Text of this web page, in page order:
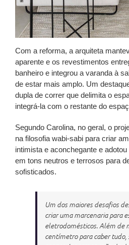
Com a reforma, a arquiteta
aparente e os revestimentos
banheiro e integrou a varanda à
de estar mais amplo. Um
dupla de correr que delimita o
integrá-la com o restante do
Segundo Carolina, no geral, o
na filosofia wabi-sabi para criar
intimista e aconchegante e
em tons neutros e terrosos para
sofisticados.
Um dos maiores desafios
criar uma marcenaria para
eletrodomésticos. Além de
centímetro para caber tudo,